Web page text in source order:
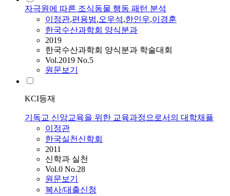
자극원에 따른 조식동물 행동 패턴 분석
이정관,편용범,오우석,한인우,이경훈
한국수산과학회 양식분과
2019
한국수산과학회 양식분과 학술대회
Vol.2019 No.5
원문보기
KCI등재
기독교 신앙교육을 위한 교육과정으로서의 대학채플
이정관
한국실천신학회
2011
신학과 실천
Vol.0 No.28
원문보기
복사/대출신청